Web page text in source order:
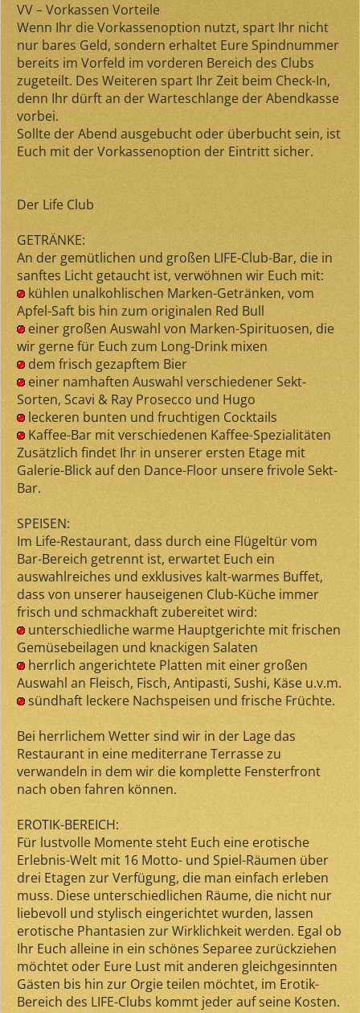
VV – Vorkassen Vorteile
Wenn Ihr die Vorkassenoption nutzt, spart Ihr nicht
nur bares Geld, sondern erhaltet Eure Spindnummer
bereits im Vorfeld im vorderen Bereich des Clubs
zugeteilt. Des Weiteren spart Ihr Zeit beim Check-In,
denn Ihr dürft an der Warteschlange der Abendkasse
vorbei.
Sollte der Abend ausgebucht oder überbucht sein, ist
Euch mit der Vorkassenoption der Eintritt sicher.
Der Life Club
GETRÄNKE:
An der gemütlichen und großen LIFE-Club-Bar, die in
sanftes Licht getaucht ist, verwöhnen wir Euch mit:
kühlen unalkohlischen Marken-Getränken, vom
Apfel-Saft bis hin zum originalen Red Bull
einer großen Auswahl von Marken-Spirituosen, die
wir gerne für Euch zum Long-Drink mixen
dem frisch gezapftem Bier
einer namhaften Auswahl verschiedener Sekt-
Sorten, Scavi & Ray Prosecco und Hugo
leckeren bunten und fruchtigen Cocktails
Kaffee-Bar mit verschiedenen Kaffee-Spezialitäten
Zusätzlich findet Ihr in unserer ersten Etage mit
Galerie-Blick auf den Dance-Floor unsere frivole Sekt-
Bar.
SPEISEN:
Im Life-Restaurant, dass durch eine Flügeltür vom
Bar-Bereich getrennt ist, erwartet Euch ein
auswahlreiches und exklusives kalt-warmes Buffet,
dass von unserer hauseigenen Club-Küche immer
frisch und schmackhaft zubereitet wird:
unterschiedliche warme Hauptgerichte mit frischen
Gemüsebeilagen und knackigen Salaten
herrlich angerichtete Platten mit einer großen
Auswahl an Fleisch, Fisch, Antipasti, Sushi, Käse u.v.m.
sündhaft leckere Nachspeisen und frische Früchte.
Bei herrlichem Wetter sind wir in der Lage das
Restaurant in eine mediterrane Terrasse zu
verwandeln in dem wir die komplette Fensterfront
nach oben fahren können.
EROTIK-BEREICH:
Für lustvolle Momente steht Euch eine erotische
Erlebnis-Welt mit 16 Motto- und Spiel-Räumen über
drei Etagen zur Verfügung, die man einfach erleben
muss. Diese unterschiedlichen Räume, die nicht nur
liebevoll und stylisch eingerichtet wurden, lassen
erotische Phantasien zur Wirklichkeit werden. Egal ob
Ihr Euch alleine in ein schönes Separee zurückziehen
möchtet oder Eure Lust mit anderen gleichgesinnten
Gästen bis hin zur Orgie teilen möchtet, im Erotik-
Bereich des LIFE-Clubs kommt jeder auf seine Kosten.